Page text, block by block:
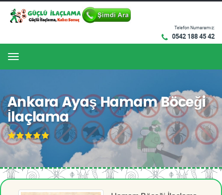
Telefon Numaramız:
0542 188 45 42
Menu
Ankara Ayaş Hamam Böceği
İlaçlama